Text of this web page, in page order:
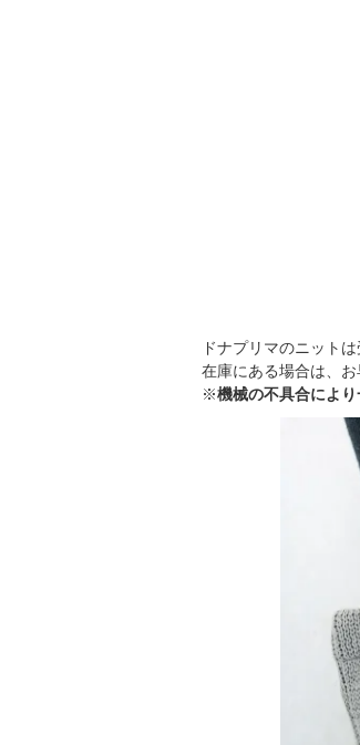
ドナプリマのニット
在庫にある場合は、
※機械の不具合により